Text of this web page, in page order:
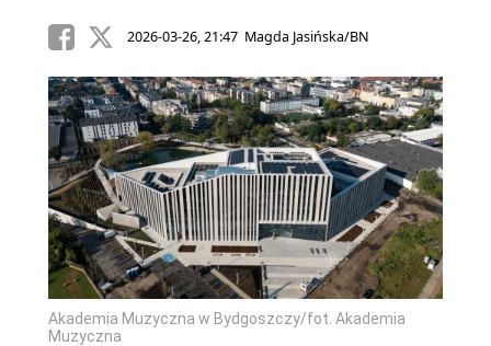
2026-03-26, 21:47 Magda Jasińska/BN
Akademia Muzyczna w Bydgoszczy/fot. Akademia
Muzyczna